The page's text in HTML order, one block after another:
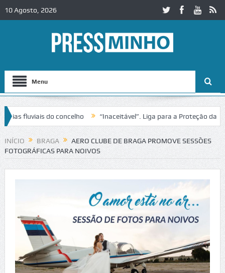
10 Agosto, 2026
Menu
fluviais do concelho “Inaceitável”. Liga para a Proteção da
no IC2 em Alcobaça Igreja do Castelo de Cerveira
INÍCIO BRAGA
AERO CLUBE DE BRAGA PROMOVE SESSÕES
FOTOGRÁFICAS PARA NOIVOS